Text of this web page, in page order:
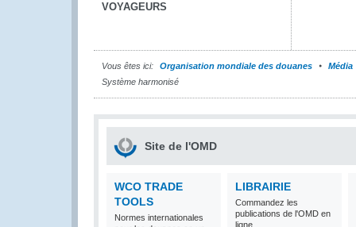
VOYAGEURS
Vous êtes ici: Organisation mondiale des douanes
Média
Système harmonisé
Site de l'OMD
WCO TRADE
TOOLS
Normes internationales
LIBRAIRIE
Commandez les
publications de l'OMD en
ligne